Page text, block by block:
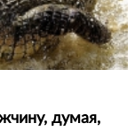
думая,